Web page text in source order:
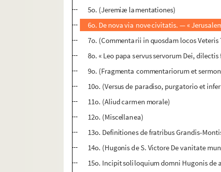
5o. (Jeremiæ lamentationes)
6o. De nova via nove civitatis. — «
7o. (Commentarii in quosdam locos
8o. « Leo papa servus servorum Dei,
9o. (Fragmenta commentariorum et
10o. (Versus de paradiso, purgatorio et
11o. (Aliud carmen morale)
12o. (Miscellanea)
13o. Definitiones de fratribus Grandis-
14o. (Hugonis de S. Victore De vanitate
15o. Incipit soliloquium domni Hugonis de